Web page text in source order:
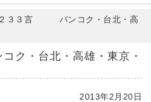
３３言 バンコク・台北・高
・台北・高雄・東京・
2013年2月20日